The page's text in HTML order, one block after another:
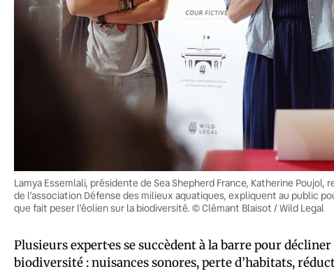
Lamya Essemlali, présidente de Sea Shepherd France, Katherine
de l’association Défense des milieux aquatiques, expliquent au public
que fait peser l’éolien sur la biodiversité. © Clémant Blaisot / Wild Legal
Plusieurs expert·es se succèdent à la barre pour
biodiversité : nuisances sonores, perte d’habitats,